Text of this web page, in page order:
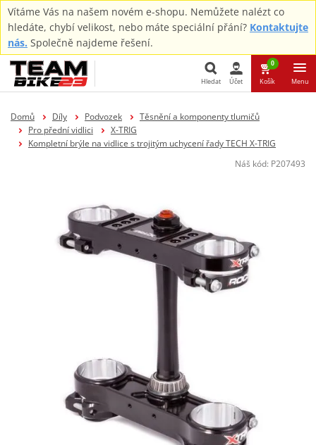
Vítáme Vás na našem novém e-shopu. Nemůžete nalézt co
hledáte, chybí velikost, nebo máte speciální přání? Kontaktujte
nás. Společně najdeme řešení.
Hledat Účet
0
Košík Menu
Domů Díly Podvozek
Těsnění a komponenty tlumičů
Pro přední vidlici
X-TRIG
Kompletní brýle na vidlice s trojitým uchycení řady TECH X-TRIG
Náš kód: P207493